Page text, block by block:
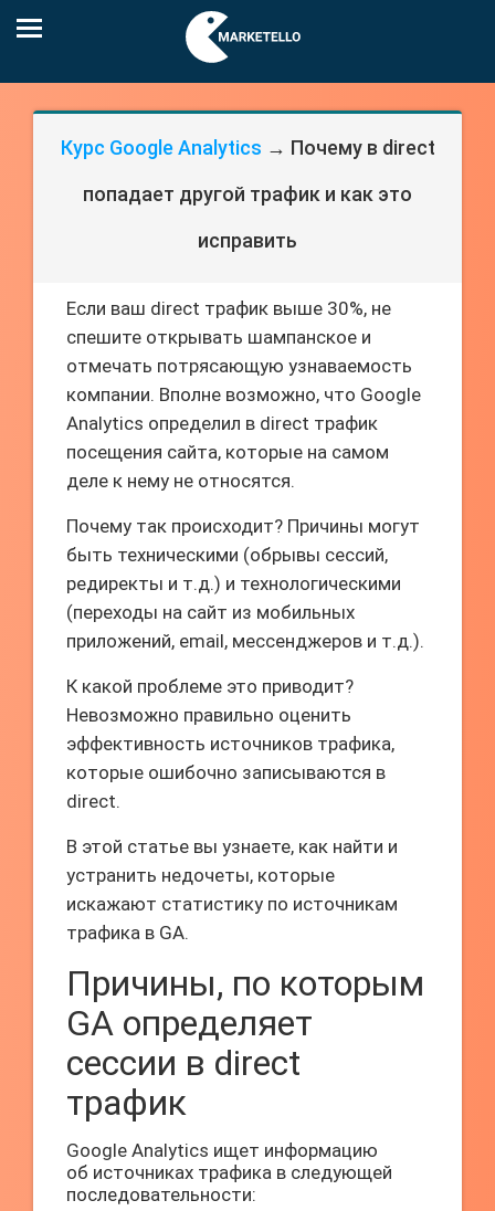
Курс Google Analytics → Почему в direct
попадает другой трафик и как это
исправить
Если ваш direct трафик выше 30%, не
спешите открывать шампанское и
отмечать потрясающую узнаваемость
компании. Вполне возможно, что Google
Analytics определил в direct трафик
посещения сайта, которые на самом
деле к нему не относятся.
Почему так происходит? Причины могут
быть техническими (обрывы сессий,
редиректы и т.д.) и технологическими
(переходы на сайт из мобильных
приложений, email, мессенджеров и т.д.).
К какой проблеме это приводит?
Невозможно правильно оценить
эффективность источников трафика,
которые ошибочно записываются в
direct.
В этой статье вы узнаете, как найти и
устранить недочеты, которые
искажают статистику по источникам
трафика в GA.
Причины, по которым
GA определяет
сессии в direct
трафик
Google Analytics ищет информацию
об источниках трафика в следующей
последовательности: